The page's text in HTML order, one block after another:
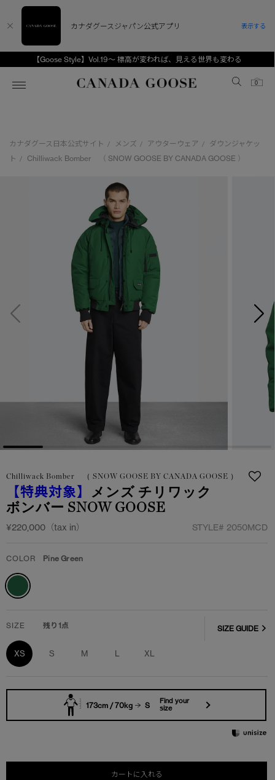
【Goose Style】Vol.19～ 標高が変われば、見える世界も変わる
Canada Goose
0
スノーグース
アンバサダー
スプリングコレクション
ウィメンズ TOP
ベストセラー
FW26コレクション
サマー 26 コレクション
サマー 26 コレクションLOOK
日本限定モデル
スノーグース
メイドインジャパンTシャツ
アウターウェア
アパレル
アクセサリー
フットウェア
コレクション
メンズ TOP
ベストセラー
FW26コレクション
サマー 26 コレクション
サマー 26 コレクションLOOK
日本限定モデル
スノーグース
メイドインジャパンTシャツ
アウターウェア
アパレル
アクセサリー
フットウェア
コレクション
キッズ TOP
ベビー（0‐24ヵ月)
キッズ（2‐7歳)
ユース（6＋歳)
コレクション
CANADA GOOSE Generationsは、アウター
ウェアの下取り・再販を通じて、長く愛される製
品の価値を受け継いでいきます。
アーカイブの希少なピースもご覧いただけます。
詳しく見る
カナダグース日本公式サイト / メンズ / アウターウェア /
ダウンジャケッ
ト
/ Chilliwack Bomber （ SNOW GOOSE BY CANADA GOOSE ）
Chilliwack Bomber （ SNOW GOOSE BY CANADA GOOSE ）
【特典対象】 メンズ チリワック
ボンバー SNOW GOOSE
¥220,000（tax in） STYLE# 2050MCD
COLOR Pine Green
SIZE 残り1点
XS S M L XL
SIZE GUIDE
173cm / 70kg S
Find your
size
カートに入れる
カナダグースジャパン公式アプリ 表示する